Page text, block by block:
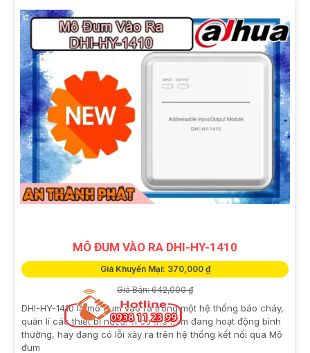
MÔ ĐUM VÀO RA DHI-HY-1410
Giá Khuyến Mại: 370,000 ₫
Giá Bán: 642,000 ₫
DHI-HY-1410 là mô đum vào ra trong một hệ thống báo cháy,
quản lí các thiết bị ngoại vi có thể xem đang hoạt động bình
thường, hay đang có lỗi xảy ra trên hệ thống kết nối qua Mô
đum